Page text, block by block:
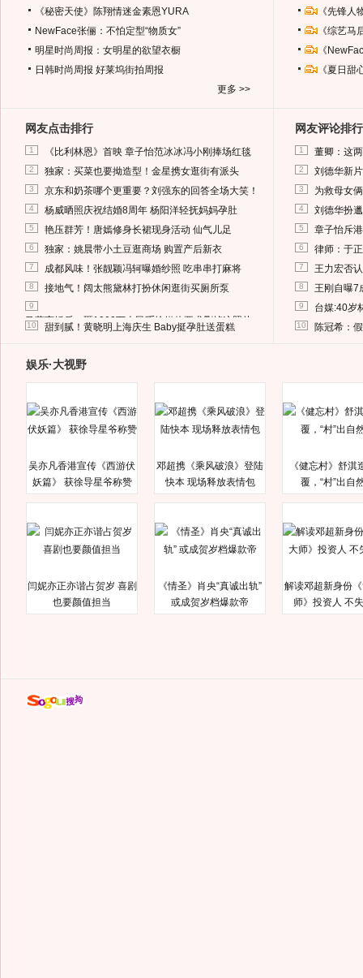
《秘密天使》陈翔情迷金素恩YURA
NewFace张俪：不怕定型“物质女”
明星时尚周报：女明星的欲望衣橱
日韩时尚周报 好莱坞街拍周报
更多 >>
《先锋
《综艺
《
《夏日
网友点击排行
1 《比利林恩》首映 章子怡范冰冰冯小刚捧场红毯
2 独家：买菜也要拗造型！金星携女逛街有派头
3 京东和奶茶哪个更重要？刘强东的回答全场大笑！
4 杨威晒照庆祝结婚8周年 杨阳洋轻抚妈妈孕肚
5 艳压群芳！唐嫣修身长裙现身活动 仙气儿足
6 独家：姚晨带小土豆逛商场 购置产后新衣
7 成都风味！张靓颖冯轲曝婚纱照 吃串串打麻将
8 接地气！阔太熊黛林打扮休闲逛街买厕所泵
9
马蓉离婚后，砸1000万人民币给媒体要求删掉这照片
10 甜到腻！黄晓明上海庆生 Baby挺孕肚送蛋糕
网友评论排行
1 董卿：这
2 刘德华新
3 为救母女
4 刘德华扮
5 章子怡斥
6 律师：于
7 王力宏否
8 王刚自曝7
9 台媒:40岁
10 陈冠希：
娱乐·大视野
吴亦凡香港宣传《西游伏
妖篇》 获徐导星爷称赞
邓超携《乘风破浪》登陆
快本 现场释放表情包
《健忘村》舒淇
覆，“村”出自
闫妮亦正亦谐占贺岁 喜剧
也要颜值担当
《情圣》肖央“真诚出轨”
或成贺岁档爆款帝
解读邓超新身份
师》投资人 不